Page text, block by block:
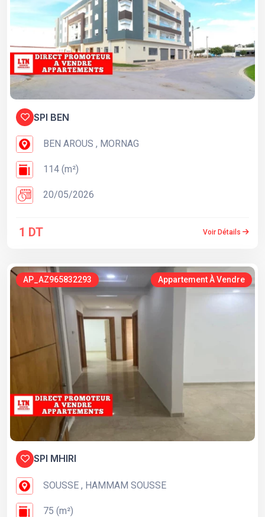
SPI BEN
BEN AROUS , MORNAG
114 (m²)
20/05/2026
1 DT Voir Détails
AP_AZ965832293 Appartement À Vendre
SPI MHIRI
SOUSSE , HAMMAM SOUSSE
75 (m²)